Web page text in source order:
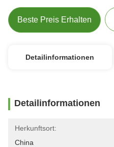
Beste Preis Erhalten
Detailinformationen
Detailinformationen
Herkunftsort:
China